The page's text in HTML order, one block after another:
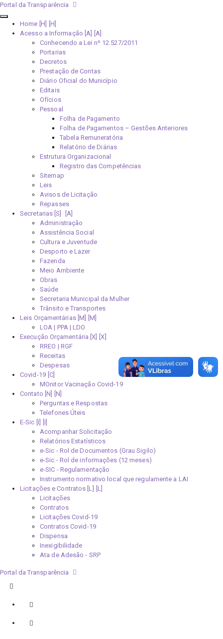
Portal da Transparência
Home [H]
Acesso a Informação [A]
Conhecendo a Lei nº 12.527/2011
Portarias
Decretos
Prestação de Contas
Diário Oficial do Município
Editais
Ofícios
Pessoal
Folha de Pagamento
Folha de Pagamentos – Gestões Anteriores
Tabela Remuneratória
Relatório de Diárias
Estrutura Organizacional
Registro das Competências
Sitemap
Leis
Avisos de Licitação
Repasses
Secretarias [S]
Administração
Assistência Social
Cultura e Juventude
Desporto e Lazer
Fazenda
Meio Ambiente
Obras
Saúde
Secretaria Municipal da Mulher
Trânsito e Transportes
Leis Orçamentárias [M]
LOA | PPA | LDO
Execução Orçamentária [X]
RREO | RGF
Receitas
Despesas
Covid-19
MOnitor Vacinação Covid-19
Contato [N]
Perguntas e Respostas
Telefones Úteis
E-Sic [I]
Acompanhar Solicitação
Relatórios Estatísticos
e-Sic - Rol de Documentos (Grau Sigilo)
e-Sic - Rol de informações (12 meses)
e-SIC - Regulamentação
Instrumento normativo local que regulamente a LAI
Licitações e Contratos [L]
Licitações
Contratos
Licitações Covid-19
Contratos Covid-19
Dispensa
Inexigibilidade
Ata de Adesão - SRP
Portal da Transparência